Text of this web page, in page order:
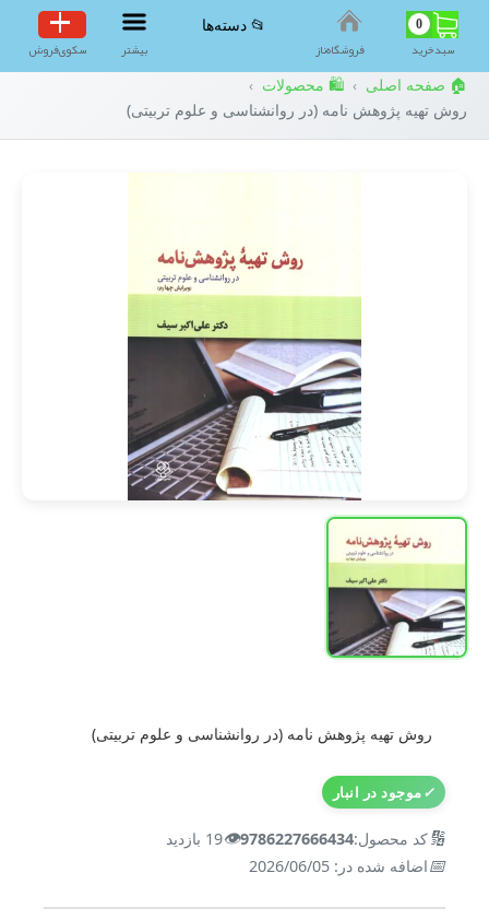
0
سبد‌خرید فروشگاه‌ناز
📂 دسته‌ها
بیشتر سکوی‌فروش
🏠 صفحه اصلی › 🛍️ محصولات ›
روش تهیه پژوهش نامه (در روانشناسی و علوم تربیتی)
روش تهیه پژوهش نامه (در روانشناسی و علوم تربیتی)
✓موجود در انبار
🔢کد محصول:9786227666434
👁️19 بازدید
📅اضافه شده در: 2026/06/05